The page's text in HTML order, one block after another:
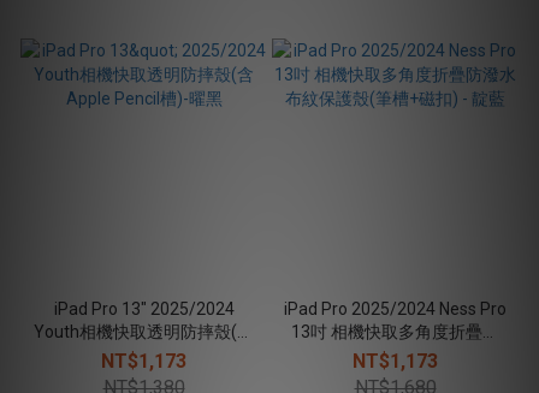
iPad Pro 13" 2025/2024
Youth相機快取透明防摔殼(含
Apple Pencil槽)-曜黑
NT$1,173
NT$1,380
iPad Pro 2025/2024 Ness Pro
13吋 相機快取多角度折疊防
潑水布紋保護殼(筆槽+磁扣) -
靛藍
NT$1,173
NT$1,680